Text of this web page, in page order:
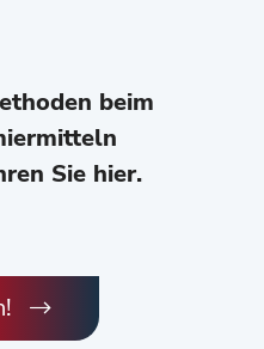
beim
Sie hier.